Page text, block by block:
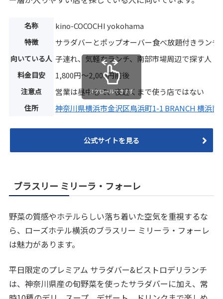
名称 kino-COCOCHI yokohama
特徴 サラダバーとポップオーバー食べ放題付きランチ
向いている人 子連れ、気軽なランチ、南部市場周辺で探す人
料金目安 1,800円〜2,000円前後
注意点 営業は昼中心で、夜遅くまで使う店ではない
住所 神奈川県横浜市金沢区鳥浜町1-1 BRANCH 横浜南
スクロールできます
公式サイトを見る
ブラスリー ミリーラ・フォーレ
野菜の質感やホテルらしい落ち着いた空気を重視するな
ら、ローズホテル横浜のブラスリー ミリーラ・フォーレ
は魅力があります。
平日限定のプレミアム サラダバー&ビストロデリランチ
は、神奈川県産の旬野菜を使ったサラダバーに加え、常